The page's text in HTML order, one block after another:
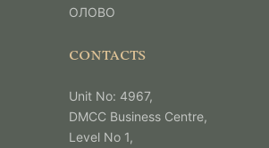
ОЛОВО
CONTACTS
Unit No: 4967,
DMCC Business Centre,
Level No 1,